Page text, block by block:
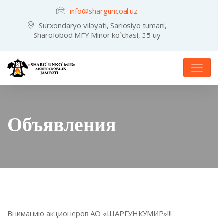
info@sharguncoal.uz
Surxondaryo viloyati, Sariosiyo tumani,
Sharofobod MFY Minor ko`chasi, 35 uy
Объявления
Вниманию акционеров АО «ШАРГУНКУМИР»!!!